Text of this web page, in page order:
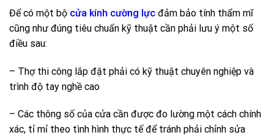
Để có một bộ cửa kính cường lực đảm bảo tính thẩm mĩ
cũng như đúng tiêu chuẩn kỹ thuật cần phải lưu ý một số
điều sau:
– Thợ thi công lắp đặt phải có kỹ thuật chuyên nghiệp và
trình độ tay nghề cao
– Các thông số của cửa cần được đo lường một cách chính
xác, tỉ mỉ theo tình hình thực tế để tránh phải chỉnh sửa